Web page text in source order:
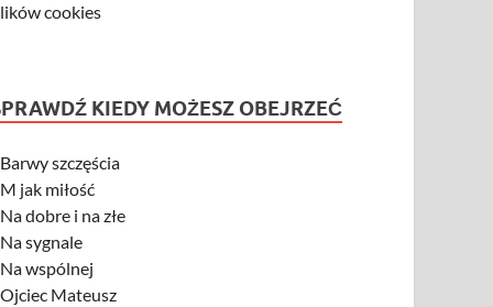
cookies
KIEDY MOŻESZ OBEJRZEĆ
Barwy szczęścia
M jak miłość
Na dobre i na złe
Na sygnale
Na wspólnej
Ojciec Mateusz